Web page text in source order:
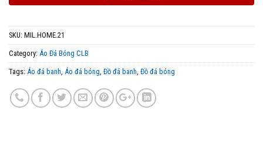
SKU: MIL.HOME.21
Category: Áo Đá Bóng CLB
Tags: Áo đá banh, Áo đá bóng, Đồ đá banh, Đồ đá bóng